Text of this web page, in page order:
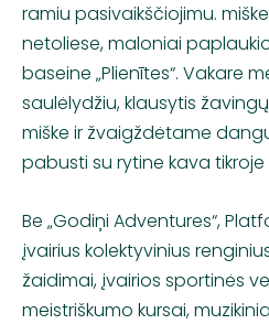
ramiu pasivaikščiojimu.
netoliese, maloniai
baseine „Plienītes“. Vakare
saulėlydžiu, klausytis
miške ir žvaigždėtame
pabusti su rytine kava
Be „Godiņi Adventures“,
įvairius kolektyvinius
žaidimai, įvairios sportinės
meistriškumo kursai,